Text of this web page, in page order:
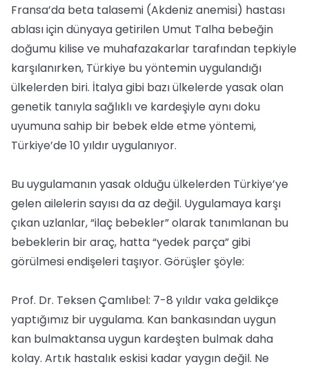
Fransa’da beta talasemi (Akdeniz anemisi) hastası
ablası için dünyaya getirilen Umut Talha bebeğin
doğumu kilise ve muhafazakarlar tarafından tepkiyle
karşılanırken, Türkiye bu yöntemin uygulandığı
ülkelerden biri. İtalya gibi bazı ülkelerde yasak olan
genetik tanıyla sağlıklı ve kardeşiyle aynı doku
uyumuna sahip bir bebek elde etme yöntemi,
Türkiye’de 10 yıldır uygulanıyor.
Bu uygulamanın yasak olduğu ülkelerden Türkiye’ye
gelen ailelerin sayısı da az değil. Uygulamaya karşı
çıkan uzlanlar, “ilaç bebekler” olarak tanımlanan bu
bebeklerin bir araç, hatta “yedek parça” gibi
görülmesi endişeleri taşıyor. Görüşler şöyle:
Prof. Dr. Teksen Çamlıbel: 7-8 yıldır vaka geldikçe
yaptığımız bir uygulama. Kan bankasından uygun
kan bulmaktansa uygun kardeşten bulmak daha
kolay. Artık hastalık eskisi kadar yaygın değil. Ne